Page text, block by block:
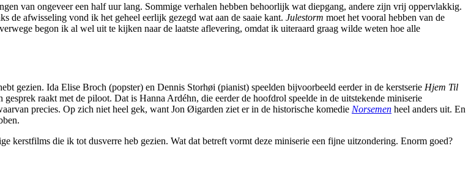
van ongeveer een half uur lang. Sommige verhalen hebben behoorlijk wat diepgang, andere zijn vrij oppervlakkig.
de afwisseling vond ik het geheel eerlijk gezegd wat aan de saaie kant. Julestorm moet het vooral hebben van de
begon ik al wel uit te kijken naar de laatste aflevering, omdat ik uiteraard graag wilde weten hoe alle
gezien. Ida Elise Broch (popster) en Dennis Storhøi (pianist) speelden bijvoorbeeld eerder in de kerstserie Hjem Til
raakt met de piloot. Dat is Hanna Ardéhn, die eerder de hoofdrol speelde in de uitstekende miniserie
precies. Op zich niet heel gek, want Jon Øigarden ziet er in de historische komedie Norsemen heel anders uit. En
kerstfilms die ik tot dusverre heb gezien. Wat dat betreft vormt deze miniserie een fijne uitzondering. Enorm goed?